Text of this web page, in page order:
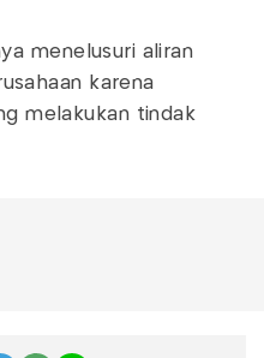
menelusuri aliran
karena
melakukan tindak